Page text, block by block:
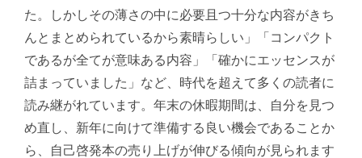
た。しかしその薄さの中に必要且つ十分な内容がきち
んとまとめられているから素晴らしい」「コンパクト
であるが全てが意味ある内容」「確かにエッセンスが
詰まっていました」など、時代を超えて多くの読者に
読み継がれています。年末の休暇期間は、自分を見つ
め直し、新年に向けて準備する良い機会であることか
ら、自己啓発本の売り上げが伸びる傾向が見られます